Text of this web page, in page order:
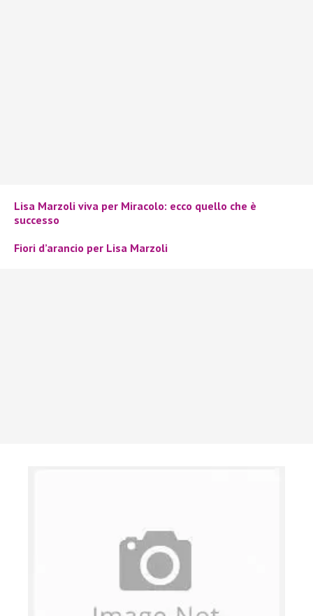
Lisa Marzoli viva per Miracolo: ecco quello che è
successo
Fiori d’arancio per Lisa Marzoli